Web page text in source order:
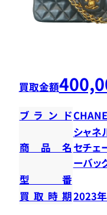
買取金額
ブランド
商品名
シャ
セチェ
ーバッ
型番
買取時期2023